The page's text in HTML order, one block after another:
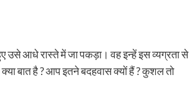
आधे रास्ते में जा पकड़ा। वह इन्हें इस व्यग्रता से
बात है ? आप इतने बदहवास क्यों हैं ? कुशल तो